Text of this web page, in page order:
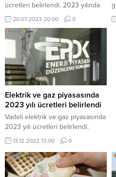
ücretleri belirlendi. 2023 yılında
fındık işçilerinin günlük yevmiye
ücreti asgari ücretin 30'da biri
olan 447 lira 13 kuruş olarak
belirlendi.
20.07.2023 20:00 0
Elektrik ve gaz piyasasında
2023 yılı ücretleri belirlendi
Vadeli elektrik ve gaz piyasasında
2023 yılı ücretleri belirlendi.
13.12.2022 13:00 0